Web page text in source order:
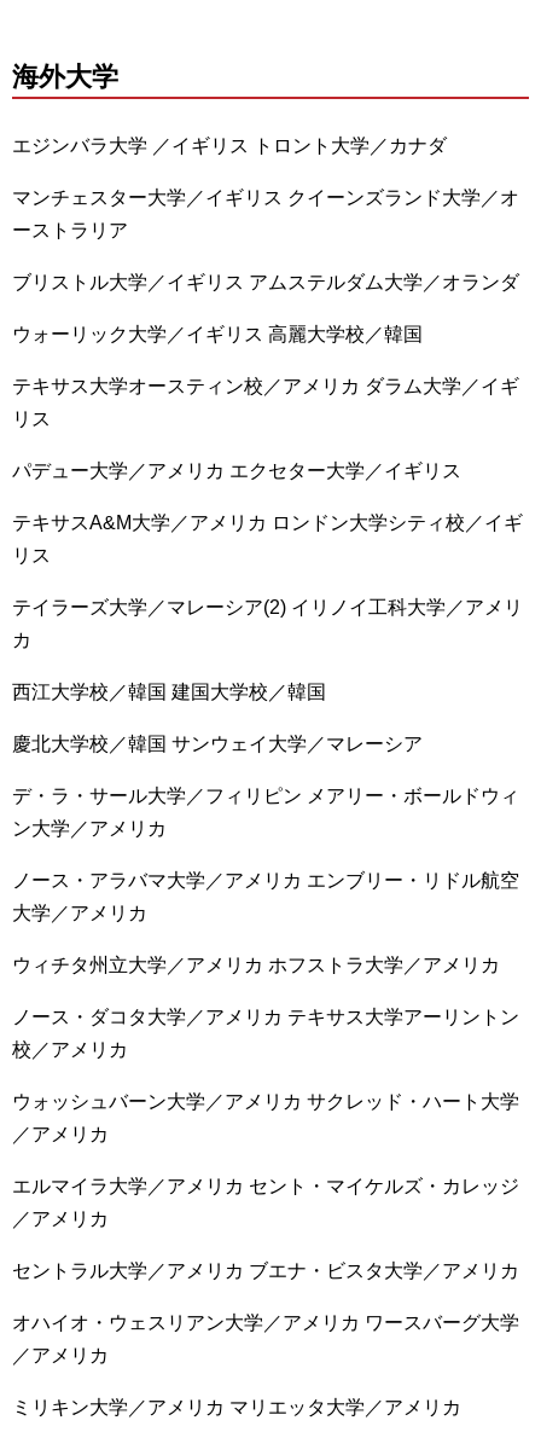
海外大学
エジンバラ大学 ／イギリス トロント大学／カナダ
マンチェスター大学／イギリス クイーンズランド大学／オ
ーストラリア
ブリストル大学／イギリス アムステルダム大学／オランダ
ウォーリック大学／イギリス 高麗大学校／韓国
テキサス大学オースティン校／アメリカ ダラム大学／イギ
リス
パデュー大学／アメリカ エクセター大学／イギリス
テキサスA&M大学／アメリカ ロンドン大学シティ校／イギ
リス
テイラーズ大学／マレーシア(2) イリノイ工科大学／アメリ
カ
西江大学校／韓国 建国大学校／韓国
慶北大学校／韓国 サンウェイ大学／マレーシア
デ・ラ・サール大学／フィリピン メアリー・ボールドウィ
ン大学／アメリカ
ノース・アラバマ大学／アメリカ エンブリー・リドル航空
大学／アメリカ
ウィチタ州立大学／アメリカ ホフストラ大学／アメリカ
ノース・ダコタ大学／アメリカ テキサス大学アーリントン
校／アメリカ
ウォッシュバーン大学／アメリカ サクレッド・ハート大学
／アメリカ
エルマイラ大学／アメリカ セント・マイケルズ・カレッジ
／アメリカ
セントラル大学／アメリカ ブエナ・ビスタ大学／アメリカ
オハイオ・ウェスリアン大学／アメリカ ワースバーグ大学
／アメリカ
ミリキン大学／アメリカ マリエッタ大学／アメリカ